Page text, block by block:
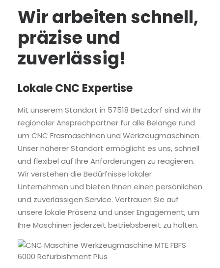
Wir arbeiten schnell,
präzise und
zuverlässig!
Lokale CNC Expertise
Mit unserem Standort in 57518 Betzdorf sind wir Ihr
regionaler Ansprechpartner für alle Belange rund
um CNC Fräsmaschinen und Werkzeugmaschinen.
Unser näherer Standort ermöglicht es uns, schnell
und flexibel auf Ihre Anforderungen zu reagieren.
Wir verstehen die Bedürfnisse lokaler
Unternehmen und bieten Ihnen einen persönlichen
und zuverlässigen Service. Vertrauen Sie auf
unsere lokale Präsenz und unser Engagement, um
Ihre Maschinen jederzeit betriebsbereit zu halten.